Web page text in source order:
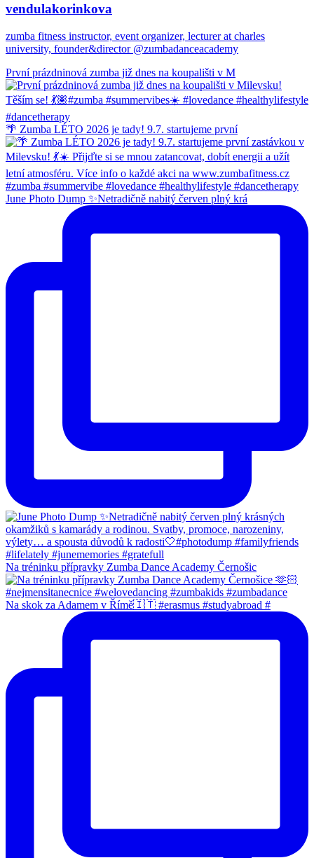
vendulakorinkova
zumba fitness instructor, event organizer, lecturer at charles
university, founder&director @zumbadanceacademy
První prázdninová zumba již dnes na koupališti v M
🌴 Zumba LÉTO 2026 je tady! 9.7. startujeme první
June Photo Dump ✨Netradičně nabitý červen plný krá
Na tréninku přípravky Zumba Dance Academy Černošic
Na skok za Adamem v Římě🇮🇹 #erasmus #studyabroad #